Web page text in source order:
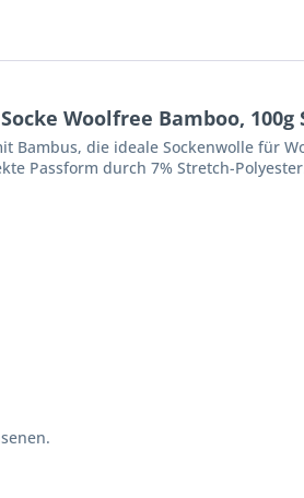
Woolfree Bamboo, 100g
Bambus, die ideale Sockenwolle für
Passform durch 7% Stretch-